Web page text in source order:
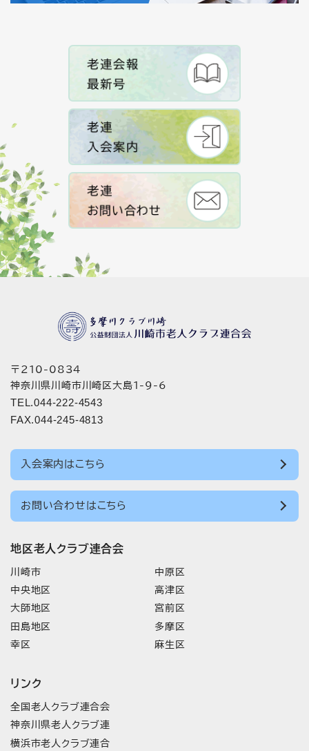
〒210-0834
神奈川県川崎市川崎区大島1-9-6
TEL.044-222-4543
FAX.044-245-4813
入会案内はこちら
お問い合わせはこちら
地区老人クラブ連合会
川崎市
中央地区
大師地区
田島地区
幸区
中原区
高津区
宮前区
多摩区
麻生区
リンク
全国老人クラブ連合会
神奈川県老人クラブ連
横浜市老人クラブ連合